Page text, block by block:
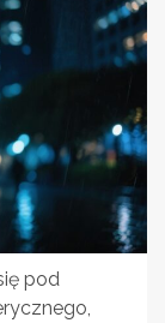
pod